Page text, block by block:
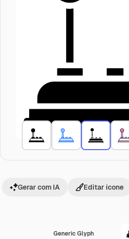
Generic Glyph
Gerar com IA Editar ícone